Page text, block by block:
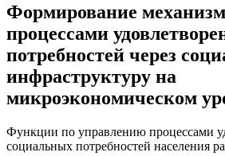
Формирование
процессами
потребностей через
инфраструктуру на
микроэкономическом
Функции по управлению процессами
социальных потребностей населения